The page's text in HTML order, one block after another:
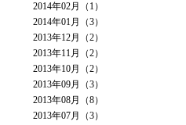
2014年02月（1）
2014年01月（3）
2013年12月（2）
2013年11月（2）
2013年10月（2）
2013年09月（3）
2013年08月（8）
2013年07月（3）